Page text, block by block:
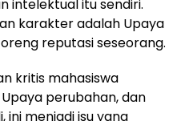
intelektual itu sendiri.
karakter adalah Upaya
reputasi seseorang.
kritis mahasiswa
perubahan, dan
menjadi isu yang